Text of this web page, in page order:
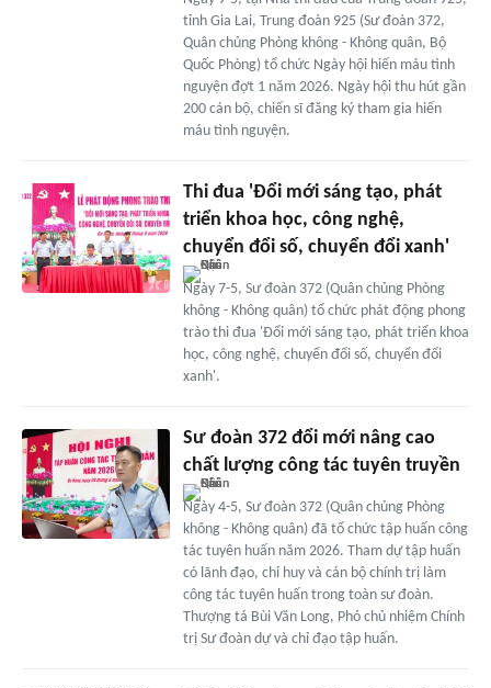
tỉnh Gia Lai, Trung đoàn 925 (Sư đoàn 372,
Quân chủng Phòng không - Không quân, Bộ
Quốc Phòng) tổ chức Ngày hội hiến máu tình
nguyện đợt 1 năm 2026. Ngày hội thu hút gần
200 cán bộ, chiến sĩ đăng ký tham gia hiến
máu tình nguyện.
Thi đua 'Đổi mới sáng tạo, phát
triển khoa học, công nghệ,
chuyển đổi số, chuyển đổi xanh'
Ngày 7-5, Sư đoàn 372 (Quân chủng Phòng
không - Không quân) tổ chức phát động phong
trào thi đua 'Đổi mới sáng tạo, phát triển khoa
học, công nghệ, chuyển đổi số, chuyển đổi
xanh'.
Sư đoàn 372 đổi mới nâng cao
chất lượng công tác tuyên truyền
Ngày 4-5, Sư đoàn 372 (Quân chủng Phòng
không - Không quân) đã tổ chức tập huấn công
tác tuyên huấn năm 2026. Tham dự tập huấn
có lãnh đạo, chỉ huy và cán bộ chính trị làm
công tác tuyên huấn trong toàn sư đoàn.
Thượng tá Bùi Văn Long, Phó chủ nhiệm Chính
trị Sư đoàn dự và chỉ đạo tập huấn.